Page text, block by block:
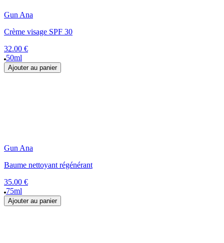
Gun Ana
Crème visage SPF 30
32.00 €
50ml
Ajouter au panier
Gun Ana
Baume nettoyant régénérant
35.00 €
75ml
Ajouter au panier